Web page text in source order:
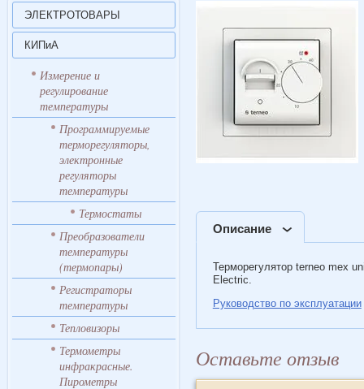
ЭЛЕКТРОТОВАРЫ
КИПиА
Измерение и
регулирование
температуры
Программируемые
терморегуляторы,
электронные
регуляторы
температуры
Термостаты
Преобразователи
температуры
(термопары)
Регистраторы
температуры
Тепловизоры
Термометры
инфракрасные.
Пирометры
Описание
Терморегулятор terneo mex
Electric.
Руководство по эксплуатации
Оставьте отзыв